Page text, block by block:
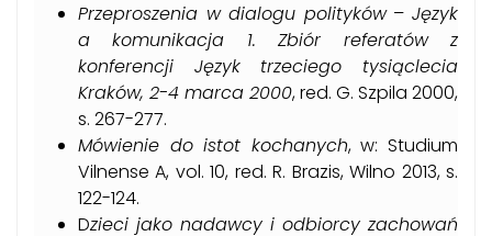
Przeproszenia w dialogu polityków–Język
a komunikacja 1. Zbiór referatów z
konferencji Język trzeciego tysiąclecia
Kraków, 2-4 marca 2000, red. G. Szpila 2000,
s. 267-277.
Mówienie do istot kochanych, w: Studium
Vilnense A, vol. 10, red. R. Brazis, Wilno 2013, s.
122-124.
Dzieci jako nadawcy i odbiorcy zachowań